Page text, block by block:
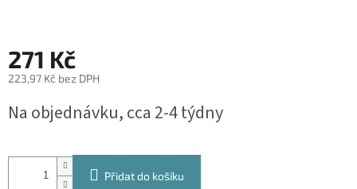
271 Kč
223,97 Kč bez DPH
cena:
Na objednávku, cca 2-4 týdny
Přidat do košíku